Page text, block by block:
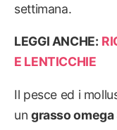
settimana.
LEGGI ANCHE:
E LENTICCHIE
Il pesce ed i
un grasso omega